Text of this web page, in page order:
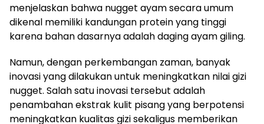
menjelaskan bahwa nugget ayam secara umum
dikenal memiliki kandungan protein yang tinggi
karena bahan dasarnya adalah daging ayam giling.
Namun, dengan perkembangan zaman, banyak
inovasi yang dilakukan untuk meningkatkan nilai gizi
nugget. Salah satu inovasi tersebut adalah
penambahan ekstrak kulit pisang yang berpotensi
meningkatkan kualitas gizi sekaligus memberikan